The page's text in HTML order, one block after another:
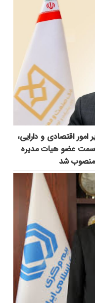
اقتصادی و دارایی،
سمت عضو هیات مدیره
شد